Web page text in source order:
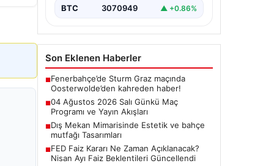
BTC 3070949 ▲ +0.86%
Son Eklenen Haberler
■Fenerbahçe’de Sturm Graz maçında
Oosterwolde’den kahreden haber!
■04 Ağustos 2026 Salı Günkü Maç
Programı ve Yayın Akışları
■Dış Mekan Mimarisinde Estetik ve bahçe
mutfağı Tasarımları
■FED Faiz Kararı Ne Zaman Açıklanacak?
Nisan Ayı Faiz Beklentileri Güncellendi